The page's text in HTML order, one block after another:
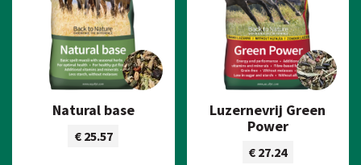
Natural base
€ 25.57
Luzernevrij Green
Power
€ 27.24